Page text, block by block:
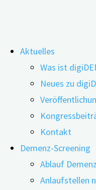
Inhalt
springen
Aktuelles
Was ist
Neues zu
Kontakt
Demenz-Screening
Ablauf
Anlaufstellen
Schlagwort:
Geschäfte
Webinar:
Menschen mit